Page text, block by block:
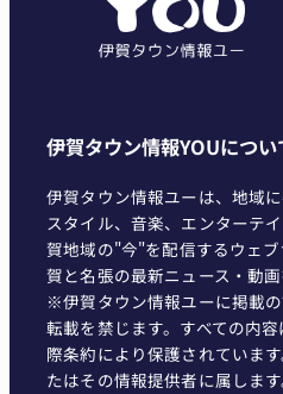
伊賀タウン情報YOUについ
伊賀タウン情報ユーは、地域
スタイル、音楽、エンターテ
賀地域の"今"を配信するウェ
賀と名張の最新ニュース・動画
※伊賀タウン情報ユーに掲載
転載を禁じます。すべての内
際条約により保護されていま
たはその情報提供者に属します